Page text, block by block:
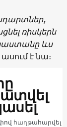
ռիսկերն
ևս
է նա։
հաղթահարվել